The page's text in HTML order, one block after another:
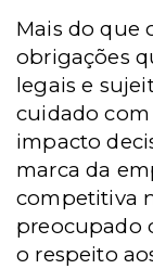
Mais do que
obrigações
legais e
cuidado
impacto
marca da
competitiva
preocupado
o respeito